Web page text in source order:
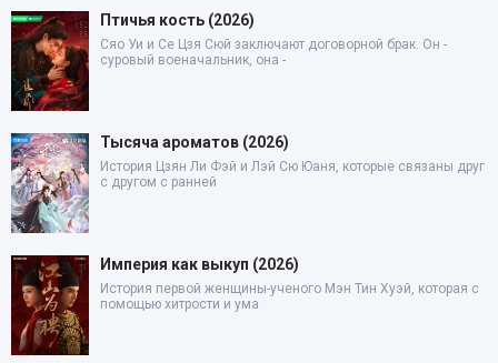
Птичья кость (2026)
Сяо Уи и Се Цзя Сюй заключают договорной брак. Он -
суровый военачальник, она -
Тысяча ароматов (2026)
История Цзян Ли Фэй и Лэй Сю Юаня, которые связаны друг
с другом с ранней
Империя как выкуп (2026)
История первой женщины-ученого Мэн Тин Хуэй, которая с
помощью хитрости и ума